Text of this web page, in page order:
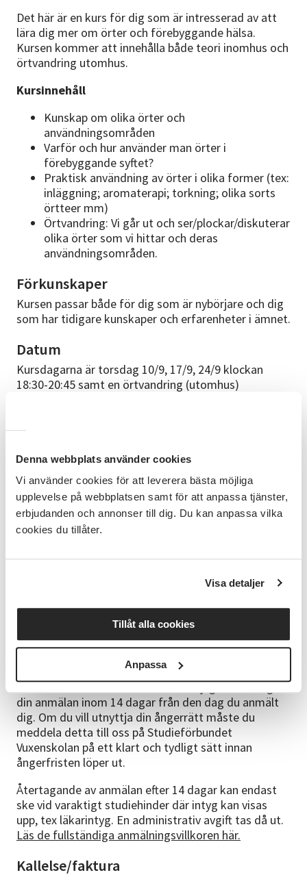
Denna webbplats använder cookies
Vi använder cookies för att leverera bästa möjliga
upplevelse på webbplatsen samt för att anpassa tjänster,
erbjudanden och annonser till dig. Du kan anpassa vilka
cookies du tillåter.
Visa detaljer
Tillåt alla cookies
Anpassa
Det här är en kurs för dig som är intresserad av att
lära dig mer om örter och förebyggande hälsa.
Kursen kommer att innehålla både teori inomhus och
örtvandring utomhus.
Kursinnehåll
Kunskap om olika örter och
användningsområden
Varför och hur använder man örter i
förebyggande syftet?
Praktisk användning av örter i olika former (tex:
inläggning; aromaterapi; torkning; olika sorts
örtteer mm)
Örtvandring: Vi går ut och ser/plockar/diskuterar
olika örter som vi hittar och deras
användningsområden.
Förkunskaper
Kursen passar både för dig som är nybörjare och dig
som har tidigare kunskaper och erfarenheter i ämnet.
Datum
Kursdagarna är torsdag 10/9, 17/9, 24/9 klockan
18:30-20:45 samt en örtvandring (utomhus)
Kvällsträffarna är i Studieförbundet Vuxenskolans
i Umeå.
Kursledaren
Anne Ouma har gedigen kunskap om örter och
090-125585,
umea@sv.se
Rörande kursinnehåll/upplägg:
malin.gruffman@sv.se, 072-595 49 26
Anmälningsinformation
Din anmälan är bindande. Du har möjlighet att ångra
din anmälan inom 14 dagar från den dag du anmält
dig. Om du vill utnyttja din ångerrätt måste du
meddela detta till oss på Studieförbundet
Vuxenskolan på ett klart och tydligt sätt innan
ångerfristen löper ut.
Återtagande av anmälan efter 14 dagar kan endast
ske vid varaktigt studiehinder där intyg kan visas
upp, tex läkarintyg. En administrativ avgift tas då ut.
Läs de fullständiga anmälningsvillkoren här.
Kallelse/faktura